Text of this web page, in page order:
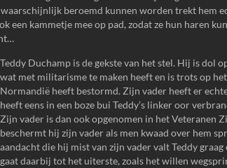
beroemd kunnen worden trekt hem
een kammetje mee op pad, zodat ze hun haren
Teddy Duchamp is de gekste van het stel. Hij is dol
wat met militarisme te maken heeft en is trots op
Normandië heeft bestormd. Zijn vader heeft er
heeft eens in een boze bui Teddy’s linker oor
Zijn vader is dan ook opgenomen in het Veteranen
beschermt hij zijn vader als men kwaad over hem
aandacht die hij mist van zijn vader valt Teddy
gaat daarbij tot het uiterste, zoals het willen